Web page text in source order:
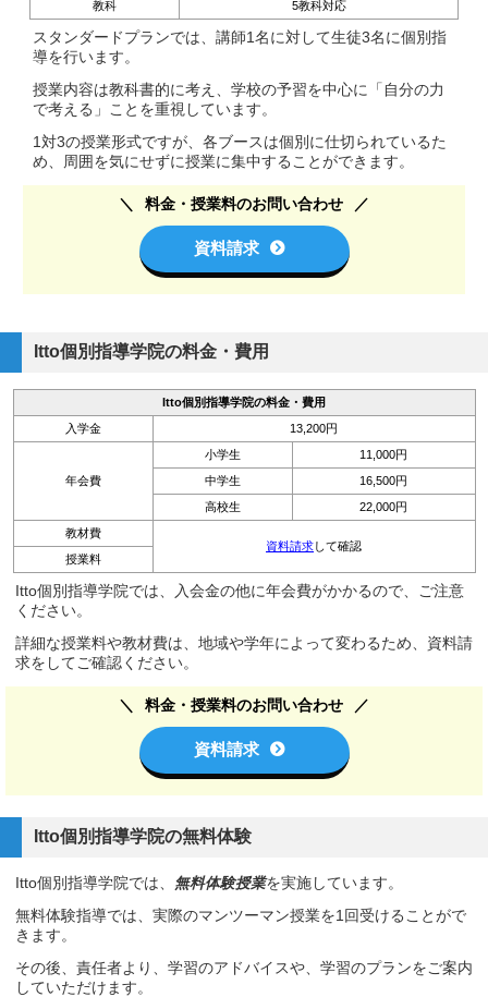
教科 5教科対応
スタンダードプランでは、講師1名に対して生徒3名に個別指
導を行います。
授業内容は教科書的に考え、学校の予習を中心に「自分の力
で考える」ことを重視しています。
1対3の授業形式ですが、各ブースは個別に仕切られているた
め、周囲を気にせずに授業に集中することができます。
料金・授業料のお問い合わせ
資料請求
Itto個別指導学院の料金・費用
Itto個別指導学院の料金・費用
入学金
13,200円
年会費
小学生
11,000円
中学生
16,500円
高校生
22,000円
教材費
資料請求して確認
授業料
Itto個別指導学院では、入会金の他に年会費がかかるので、ご注意
ください。
詳細な授業料や教材費は、地域や学年によって変わるため、資料請
求をしてご確認ください。
料金・授業料のお問い合わせ
資料請求
Itto個別指導学院の無料体験
Itto個別指導学院では、 無料体験授業を実施しています。
無料体験指導では、実際のマンツーマン授業を1回受けることがで
きます。
その後、責任者より、学習のアドバイスや、学習のプランをご案内
していただけます。